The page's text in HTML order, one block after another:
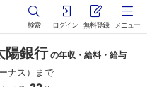
検索 ログイン 無料登録 メニュー
陽銀行 の年収・給料・給与
ナス）まで